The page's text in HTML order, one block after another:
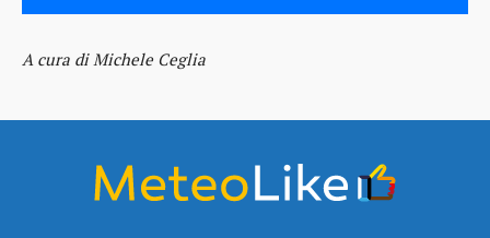
A cura di Michele Ceglia